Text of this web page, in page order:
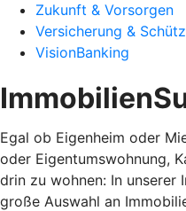
Zukunft & Vorsorgen
Versicherung &
VisionBanking
Egal ob Eigenheim oder
oder Eigentumswohnung,
drin zu wohnen: In unserer
große Auswahl an